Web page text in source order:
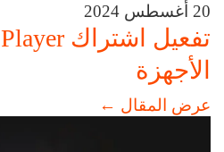
20 أغسطس 2024
الأجهزة
عرض المقال ←